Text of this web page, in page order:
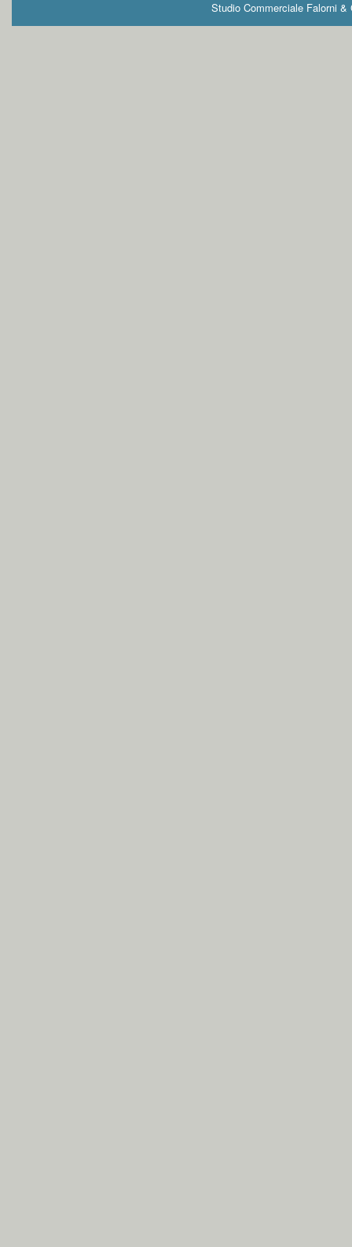
Studio Commerciale Falorni